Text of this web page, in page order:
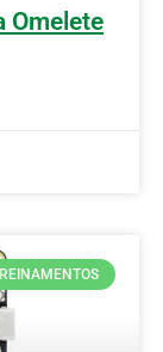
Omelete